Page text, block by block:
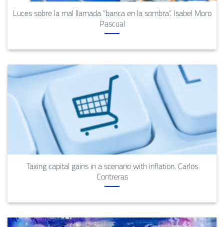
Luces sobre la mal llamada “banca en la sombra”. Isabel Moro
Pascual
Taxing capital gains in a scenario with inflation. Carlos
Contreras